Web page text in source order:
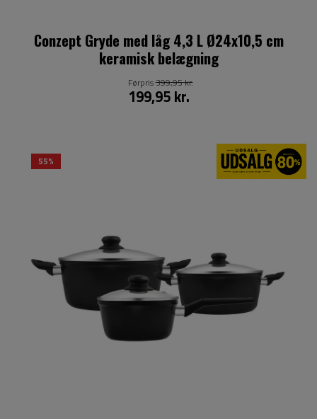
Conzept Gryde med låg 4,3 L Ø24x10,5 cm
keramisk belægning
199,95 kr.
Førpris399,95 kr.
55%